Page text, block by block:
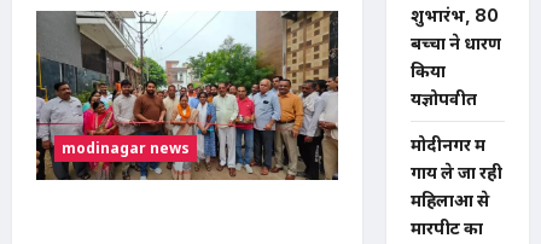
Modinagar
:
मोदीनगर
में
बच्ची
की
एडिट
फोटो
इंस्टाग्राम
पर
वायरल
modinagar news
शुभारंभ, 80
बच्चों ने धारण
किया
यज्ञोपवीत
मोदीनगर में
गाय ले जा रही
महिलाओं से
मारपीट का